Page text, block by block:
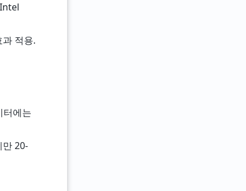
적용.
터에는
만 20-